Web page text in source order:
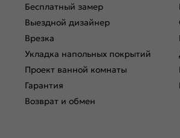
Бесплатный замер
Выездной дизайнер
Врезка
Укладка напольных покрытий
Проект ванной комнаты
Гарантия
Возврат и обмен